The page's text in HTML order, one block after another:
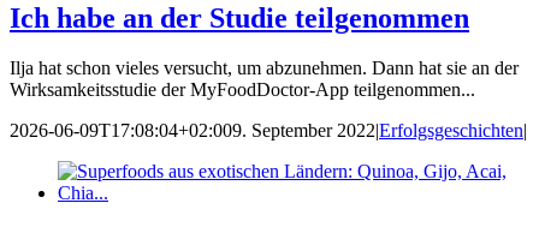
Ich habe an der Studie teilgenommen
Ilja hat schon vieles versucht, um abzunehmen. Dann hat sie an der
Wirksamkeitsstudie der MyFoodDoctor-App teilgenommen...
2026-06-09T17:08:04+02:009. September 2022|Erfolgsgeschichten|